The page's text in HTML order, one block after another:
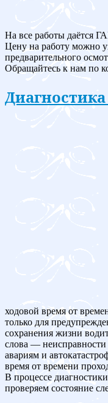
На все работы даётся
Цену на работу можно
предварительного
Обращайтесь к нам по
ходовой время от
только для
сохранения жизни
слова — неисправности
авариям и
время от времени
В процессе
проверяем состояние